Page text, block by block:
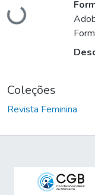
Carregando...
Coleções
Revista Feminina